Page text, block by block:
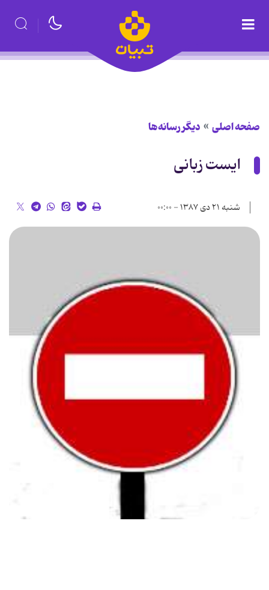
صفحه اصلی دیگر رسانه‌ها
ایست زبانی
شنبه ۲۱ دی ۱۳۸۷ - ۰۰:۰۰